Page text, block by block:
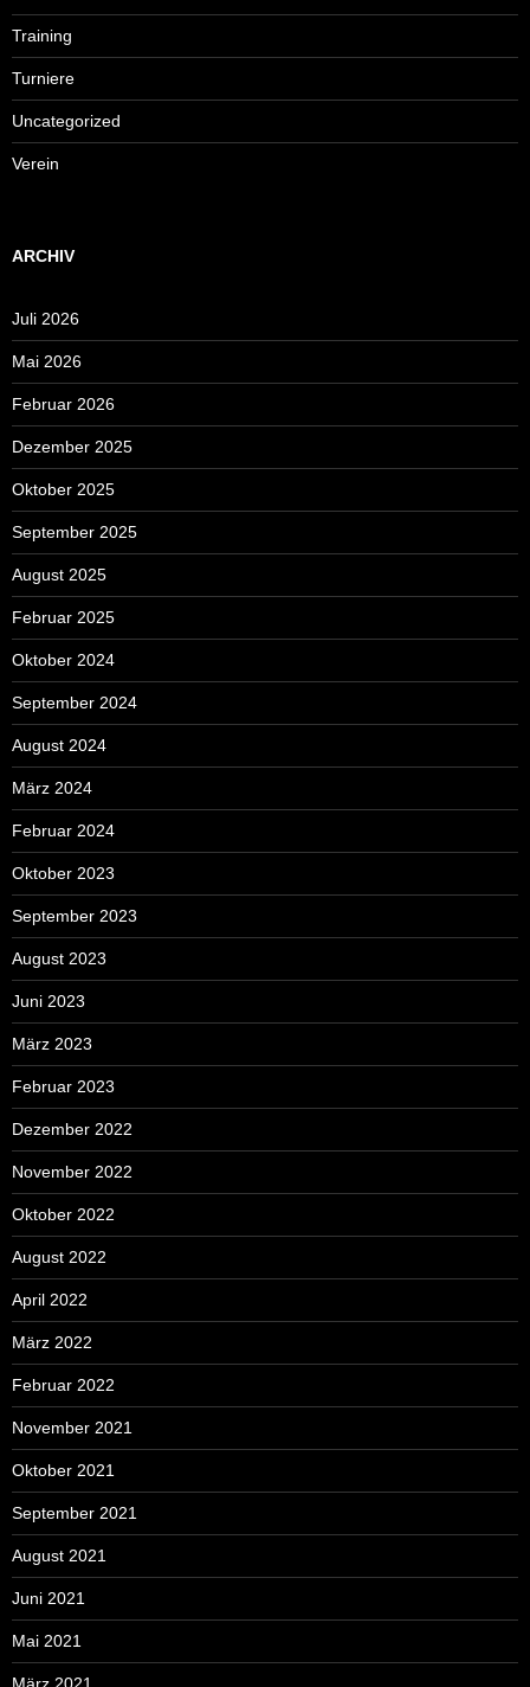
Training
Turniere
Uncategorized
Verein
ARCHIV
Juli 2026
Mai 2026
Februar 2026
Dezember 2025
Oktober 2025
September 2025
August 2025
Februar 2025
Oktober 2024
September 2024
August 2024
März 2024
Februar 2024
Oktober 2023
September 2023
August 2023
Juni 2023
März 2023
Februar 2023
Dezember 2022
November 2022
Oktober 2022
August 2022
April 2022
März 2022
Februar 2022
November 2021
Oktober 2021
September 2021
August 2021
Juni 2021
Mai 2021
März 2021